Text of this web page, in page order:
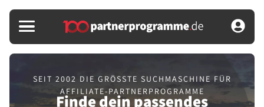
SEIT 2002 DIE GRÖSSTE SUCHMASCHINE FÜR
AFFILIATE-PARTNERPROGRAMME
Finde dein passendes